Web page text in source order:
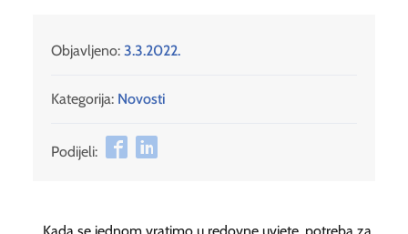
Objavljeno: 3.3.2022.
Kategorija: Novosti
Podijeli: